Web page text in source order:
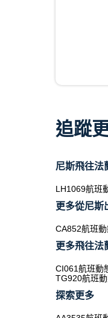
追蹤
尼斯飛往法
LH1069航班
更多從尼斯
CA852航班動
更多飛往法
CI061航班動
TG920航班
探索更多